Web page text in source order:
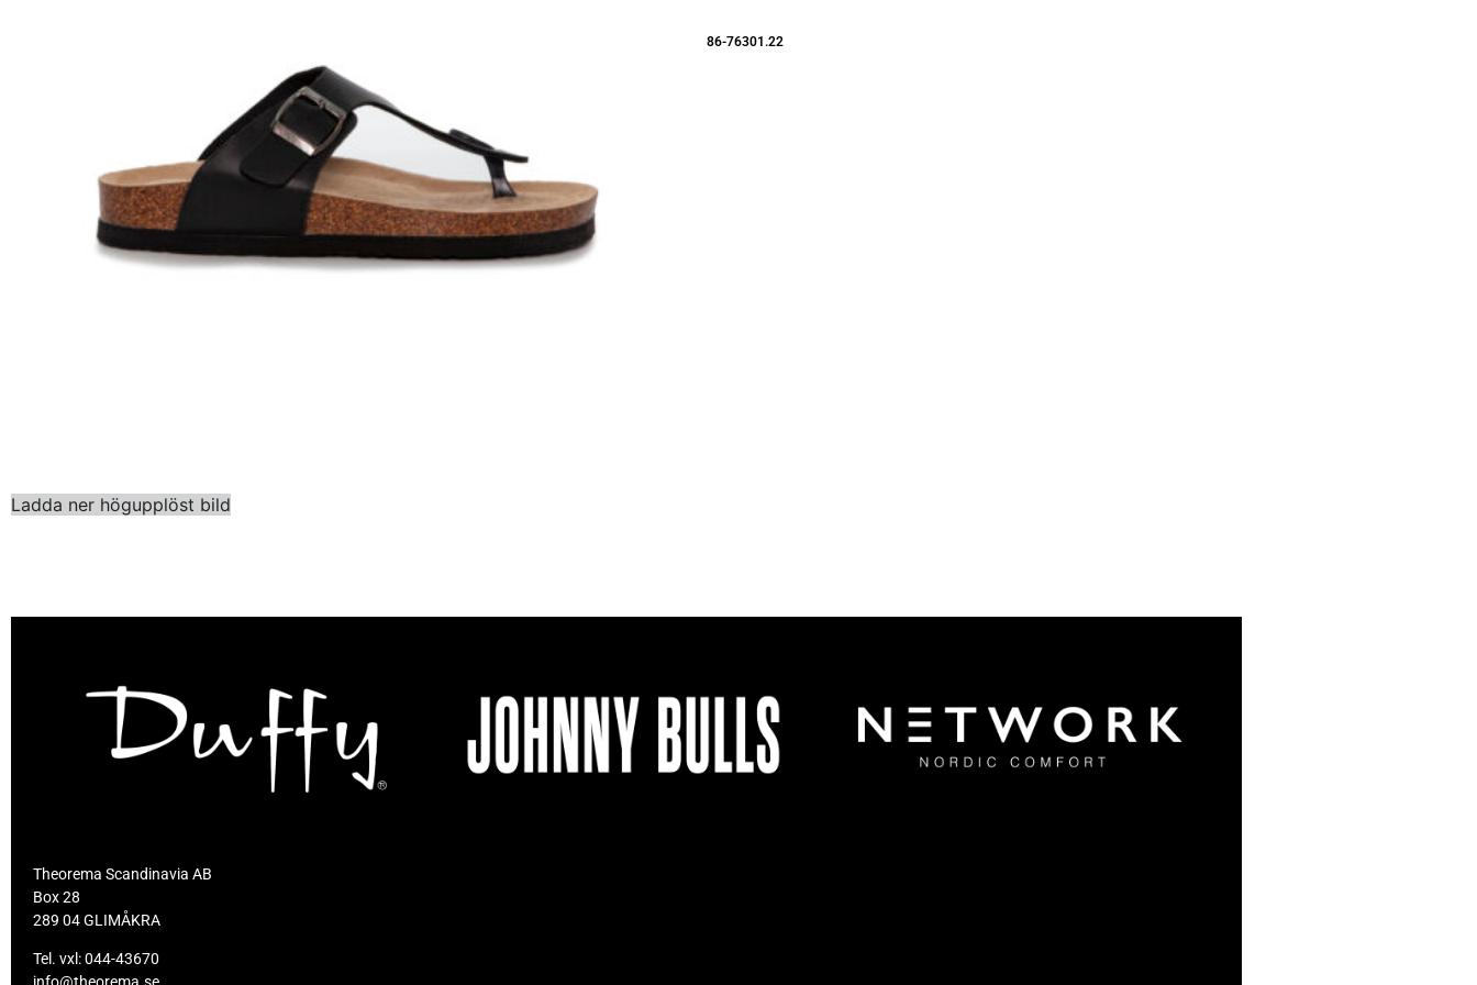
Ladda ner högupplöst bild
86-76301.22
Theorema Scandinavia AB
Box 28
289 04 GLIMÅKRA
Tel. vxl:044-43670